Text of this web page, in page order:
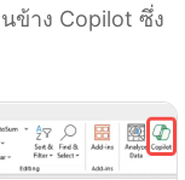
ข้าง Copilot ซึ่ง